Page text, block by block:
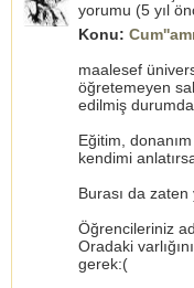
yorumu (5 yıl
Konu:
maalesef
öğretemeyen
edilmiş
Eğitim,
kendimi
Burası da
Öğrencileriniz
Oradaki
gerek:(